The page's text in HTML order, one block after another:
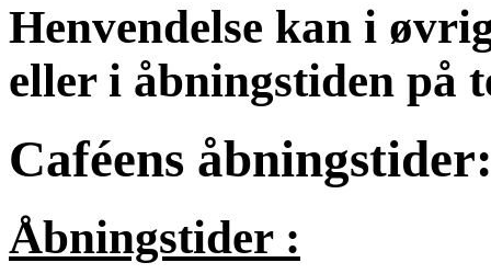
Henvendelse kan i
eller i åbningstiden på
Caféens
Åbningstider :